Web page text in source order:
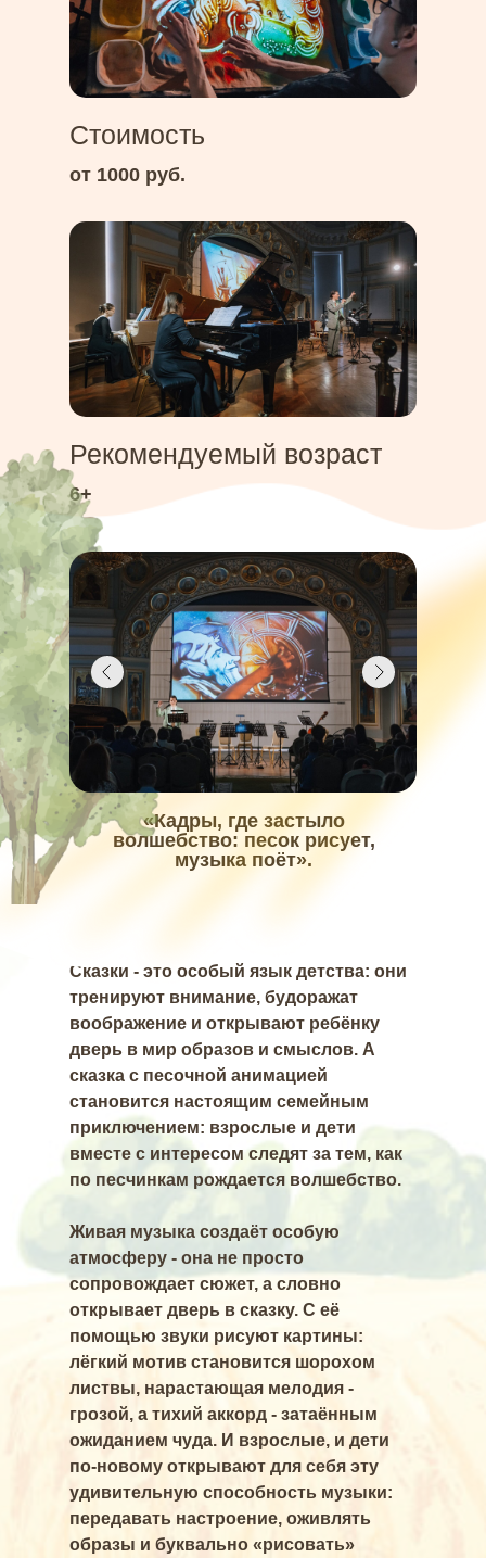
Стоимость
Рекомендуемый возраст
от 1000 руб.
6+
«Кадры, где застыло
волшебство: песок рисует,
музыка поёт».
Сказки - это особый язык детства: они
тренируют внимание, будоражат
воображение и открывают ребёнку
дверь в мир образов и смыслов. А
сказка с песочной анимацией
становится настоящим семейным
приключением: взрослые и дети
вместе с интересом следят за тем, как
по песчинкам рождается волшебство.
Живая музыка создаёт особую
атмосферу - она не просто
сопровождает сюжет, а словно
открывает дверь в сказку. С её
помощью звуки рисуют картины:
лёгкий мотив становится шорохом
листвы, нарастающая мелодия -
грозой, а тихий аккорд - затаённым
ожиданием чуда. И взрослые, и дети
по-новому открывают для себя эту
удивительную способность музыки:
передавать настроение, оживлять
образы и буквально «рисовать»